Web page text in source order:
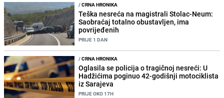
/CRNA HRONIKA
Teška nesreća na magistrali Stolac-Neum:
Saobraćaj totalno obustavljen, ima
povrijeđenih
PRIJE 1 DAN
/CRNA HRONIKA
Oglasila se policija o tragičnoj nesreći: U
Hadžićima poginuo 42-godišnji motociklista
iz Sarajeva
PRIJE OKO 17H